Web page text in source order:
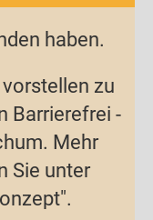
haben.
zu
Barrierefrei -
Mehr
Sie unter